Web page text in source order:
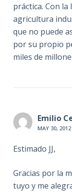
práctica. Con
agricultura
que no puede
por su propio
miles de
Emilio
MAY 30,
Estimado JJ,
Gracias por la
tuyo y me